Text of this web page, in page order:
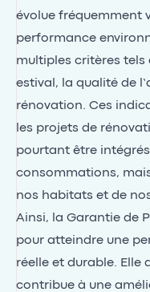
évolue fréquemment
performance
multiples critères
estival, la qualité de
rénovation. Ces
les projets de
pourtant être
consommations,
nos habitats et de
Ainsi, la Garantie de
pour atteindre une
réelle et durable. Elle
contribue à une